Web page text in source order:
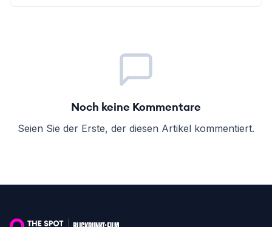
Noch keine Kommentare
Seien Sie der Erste, der diesen Artikel kommentiert.